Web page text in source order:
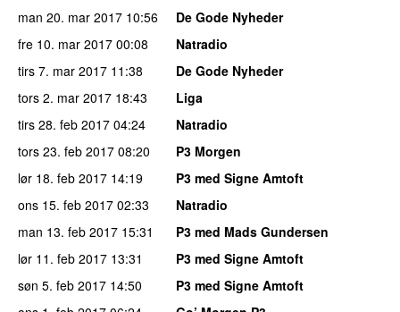
man 20. mar 2017 10:56
De Gode Nyheder
fre 10. mar 2017 00:08
Natradio
tirs 7. mar 2017 11:38
De Gode Nyheder
tors 2. mar 2017 18:43
Liga
tirs 28. feb 2017 04:24
Natradio
tors 23. feb 2017 08:20
P3 Morgen
lør 18. feb 2017 14:19
P3 med Signe Amtoft
ons 15. feb 2017 02:33
Natradio
man 13. feb 2017 15:31
P3 med Mads Gundersen
lør 11. feb 2017 13:31
P3 med Signe Amtoft
søn 5. feb 2017 14:50
P3 med Signe Amtoft